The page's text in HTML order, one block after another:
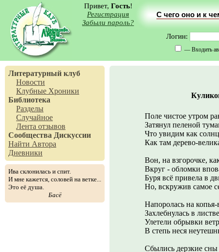
Привет, Гость!
Регистрация
Забыли пароль?
С чего оно и к
Логин:
— Входить
Литературный клуб
Новости
Клубные Хроники
Библиотека
Разделы
Случайное
Лента отзывов
Сообщества Дискуссии
Найти Автора
Дневники
Ива склонилась и спит.
И мне кажется, соловей на ветке...
Это её душа.
Басё
Поле чистое утром
Затянул пеленой
Что увидим как
Как там дерево-
Вон, на взгорочке,
Вкруг - обломки
Буря всё привела в
Но, вскружив самое
Напоролась на копья-
Захлебнулась в
Улетели обрывки
В степь неся
Сбылись дерзкие сны